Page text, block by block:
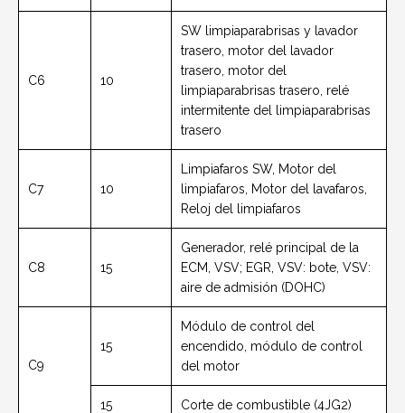
C6 10
SW limpiaparabrisas y lavador
trasero, motor del lavador
trasero, motor del
limpiaparabrisas trasero, relé
intermitente del limpiaparabrisas
trasero
C7 10
Limpiafaros SW, Motor del
limpiafaros, Motor del lavafaros,
Reloj del limpiafaros
C8 15
Generador, relé principal de la
ECM, VSV; EGR, VSV: bote, VSV:
aire de admisión (DOHC)
C9
15
Módulo de control del
encendido, módulo de control
del motor
15 Corte de combustible (4JG2)